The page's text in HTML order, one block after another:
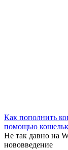
Как пополнить
помощью
Не так давно на
нововведение